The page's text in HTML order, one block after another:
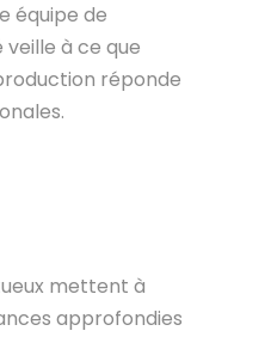
équipe de
à ce que
réponde
mettent à
approfondies